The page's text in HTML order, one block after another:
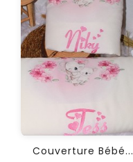
Couverture Bébé...